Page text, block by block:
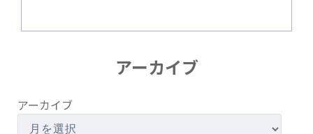
アーカイブ
アーカイブ